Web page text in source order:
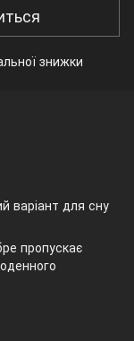
знижки
варіант для сну
пропускає